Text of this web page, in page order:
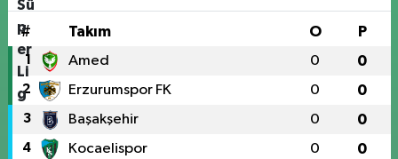
# Takım O P
1 Amed 0 0
2 Erzurumspor FK 0 0
3 Başakşehir 0 0
4 Kocaelispor 0 0